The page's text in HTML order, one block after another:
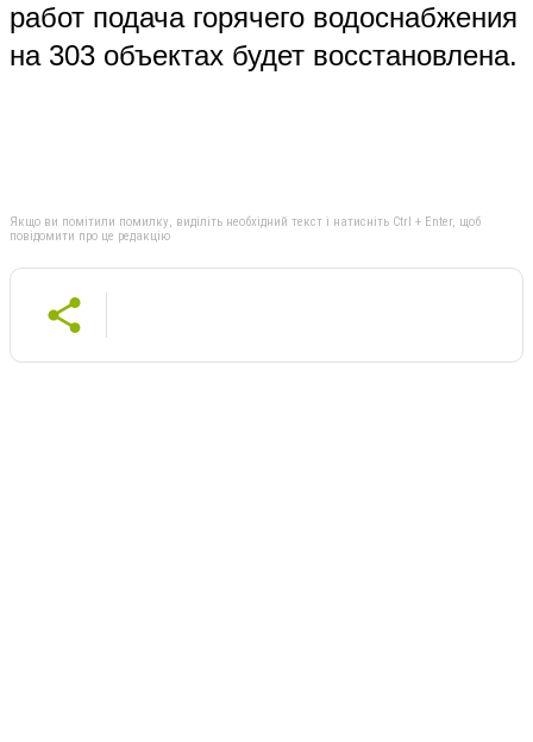
работ подача горячего водоснабжения
на 303 объектах будет восстановлена.
Якщо ви помітили помилку, виділіть необхідний текст і натисніть Ctrl + Enter, щоб
повідомити про це редакцію